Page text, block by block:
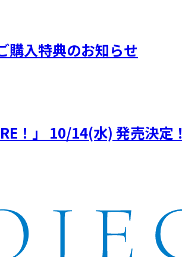
購入特典のお知らせ
！」 10/14(水) 発売決定！